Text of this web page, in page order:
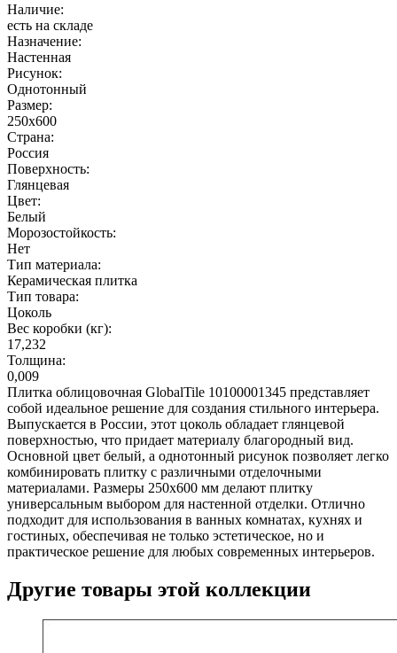
Наличие:
есть на складе
Назначение:
Настенная
Рисунок:
Однотонный
Размер:
250x600
Страна:
Россия
Поверхность:
Глянцевая
Цвет:
Белый
Морозостойкость:
Нет
Тип материала:
Керамическая плитка
Тип товара:
Цоколь
Вес коробки (кг):
17,232
Толщина:
0,009
Плитка облицовочная GlobalTile 10100001345 представляет
собой идеальное решение для создания стильного интерьера.
Выпускается в России, этот цоколь обладает глянцевой
поверхностью, что придает материалу благородный вид.
Основной цвет белый, а однотонный рисунок позволяет легко
комбинировать плитку с различными отделочными
материалами. Размеры 250x600 мм делают плитку
универсальным выбором для настенной отделки. Отлично
подходит для использования в ванных комнатах, кухнях и
гостиных, обеспечивая не только эстетическое, но и
практическое решение для любых современных интерьеров.
Другие товары этой коллекции